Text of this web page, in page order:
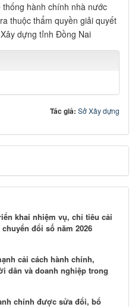
hành chính nhà nước
thuộc thẩm quyền giải quyết
dựng tỉnh Đồng Nai
Tác giả: Sở Xây dựng
khai nhiệm vụ, chỉ tiêu cải
đổi số năm 2026
cải cách hành chính,
dân và doanh nghiệp trong
chính được sửa đổi, bổ